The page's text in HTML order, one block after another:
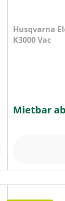
Husqvarna
K3000 Vac
Mietbar ab